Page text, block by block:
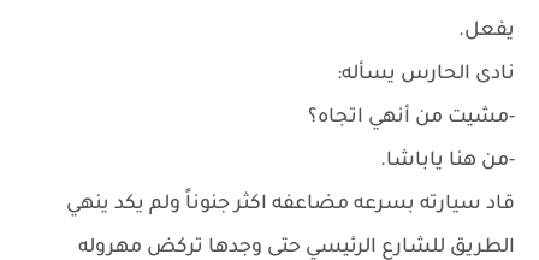
يفعل.
نادى الحارس يسأله:
-مشيت من أنهي اتجاه؟
-من هنا ياباشا.
قاد سيارته بسرعه مضاعفه اكثر جنوناً ولم يكد ينهي
الطريق للشارع الرئيسي حتى وجدها تركض مهروله